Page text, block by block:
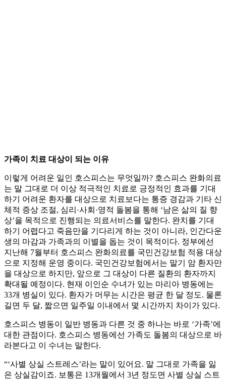
가족이 치료 대상이 되는 이유
이렇게 어려운 일인 호스피스는 무엇일까? 호스피스 완화의료
는 말 그대로 더 이상 적극적인 치료로 긍정적인 효과를 기대
하기 어려운 환자를 대상으로 치료보다는 통증 경감과 기타 신
체적 증상 조절, 심리·사회·영적 돌봄을 통해 ‘남은 삶의 질 향
상’을 목적으로 진행되는 의료서비스를 말한다. 완치를 기대
하기 어렵다고 죽음만을 기다리게 하는 것이 아니라, 인간다운
생의 마감과 가족과의 이별을 돕는 것이 목적이다. 정부에선
지난해 7월부터 호스피스 완화의료를 국민건강보험 적용 대상
으로 지정해 운영 중이다. 국민건강보험에서는 말기 암 환자만
을 대상으로 하지만, 앞으로 그 대상이 다른 질환의 환자까지
확대될 예정이다. 현재 이인순 수녀가 있는 마리아 병동에는
33개 병실이 있다. 환자가 머무는 시간은 평균 한 달 정도. 물론
길면 두 달, 짧으면 일주일 이내에서 몇 시간까지 차이가 있다.
호스피스 병동이 일반 병동과 다른 것 중 하나는 바로 ‘가족’에
대한 관점이다. 호스피스 병동에선 가족도 돌봄의 대상으로 바
라본다고 이 수녀는 말한다.
“‘사별 상실 스트레스’라는 말이 있어요. 말 그대로 가족을 잃
은 상실감이죠. 보통은 13개월에서 3년 정도면 사별 상실 스트